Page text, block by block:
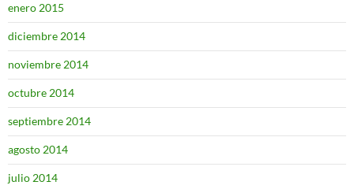
enero 2015
diciembre 2014
noviembre 2014
octubre 2014
septiembre 2014
agosto 2014
julio 2014